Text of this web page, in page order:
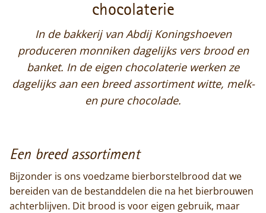
chocolaterie
In de bakkerij van Abdij Koningshoeven
produceren monniken dagelijks vers brood en
banket. In de eigen chocolaterie werken ze
dagelijks aan een breed assortiment witte, melk-
en pure chocolade.
Een breed assortiment
Bijzonder is ons voedzame bierborstelbrood dat we
bereiden van de bestanddelen die na het bierbrouwen
achterblijven. Dit brood is voor eigen gebruik, maar